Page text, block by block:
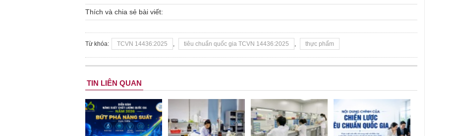
Thích và chia sẻ bài viết:
Từ khóa: TCVN 14436:2025 , tiêu chuẩn quốc gia TCVN 14436:2025 , thực phẩm
TIN LIÊN QUAN